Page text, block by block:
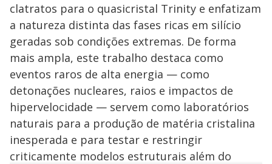
clatratos para o quasicristal Trinity e enfatizam
a natureza distinta das fases ricas em silício
geradas sob condições extremas. De forma
mais ampla, este trabalho destaca como
eventos raros de alta energia — como
detonações nucleares, raios e impactos de
hipervelocidade — servem como laboratórios
naturais para a produção de matéria cristalina
inesperada e para testar e restringir
criticamente modelos estruturais além do